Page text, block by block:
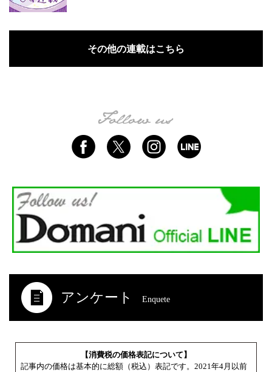
その他の連載はこちら
アンケート Enquete
【消費税の価格表記について】
記事内の価格は基本的に総額（税込）表記です。2021年4月以前